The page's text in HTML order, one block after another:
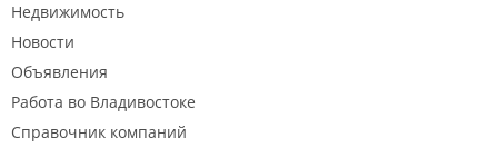
Недвижимость
Новости
Объявления
Работа во Владивостоке
Справочник компаний